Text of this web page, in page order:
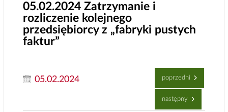
05.02.2024 Zatrzymanie i
rozliczenie kolejnego
przedsiębiorcy z „fabryki pustych
faktur”
05.02.2024 poprzedni
następny